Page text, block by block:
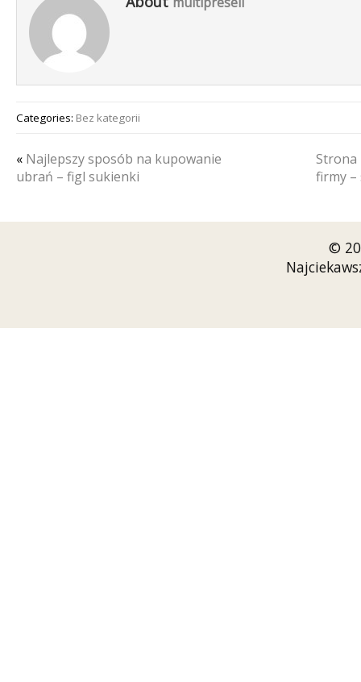
Categories: Bez kategorii
« Najlepszy sposób na kupowanie
ubrań – figl sukienki
Strona
firmy
©